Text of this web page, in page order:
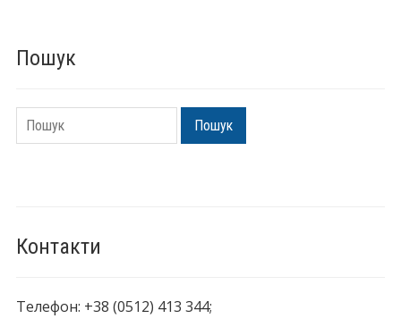
Пошук
Пошук Пошук
Контакти
Телефон: +38 (0512) 413 344;